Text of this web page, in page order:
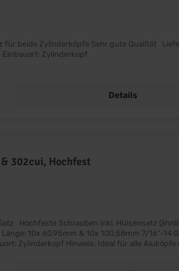
Details
302cui, Hochfest